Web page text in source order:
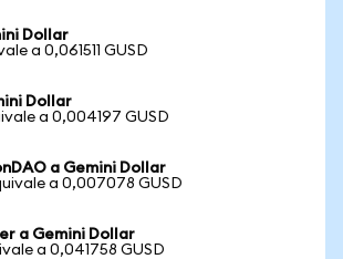
Dollar
a 0,061511 GUSD
Dollar
a 0,004197 GUSD
a Gemini Dollar
a 0,007078 GUSD
a Gemini Dollar
a 0,041758 GUSD